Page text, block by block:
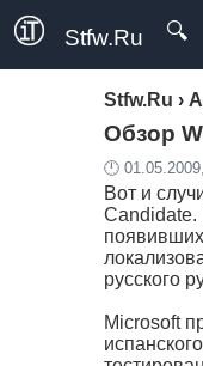
Stfw.Ru 🔍
Stfw.Ru ›
Обзор
🕛
Вот и
Candidate.
русского
Microsoft